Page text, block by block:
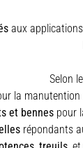
aux
Selon
la manutention
et bennespour
répondants